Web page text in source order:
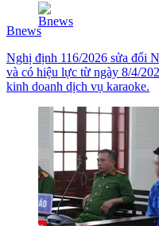
Bnews
Nghị định 116/2026 sửa đổi
và có hiệu lực từ ngày 8/4/
kinh doanh dịch vụ karaoke.